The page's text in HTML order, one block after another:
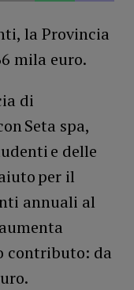
la Provincia
mila euro.
di
Seta spa,
e delle
per il
annuali al
contributo: da